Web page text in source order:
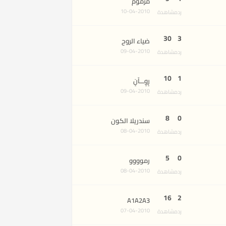
ردمشاهدة 10-04-2010
3
رد
30
مشاهدة
ضياء الروح
09-04-2010
1
رد
10
مشاهدة
رٍوٍـــآنٍ
09-04-2010
0
رد
8
مشاهدة
سندريلا الكون
08-04-2010
0
رد
5
مشاهدة
رموووو
08-04-2010
2
رد
16
مشاهدة
A1A2A3
07-04-2010